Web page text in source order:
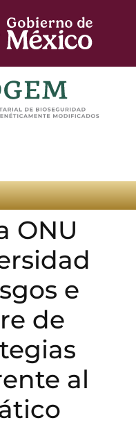
ONU
e
de
al